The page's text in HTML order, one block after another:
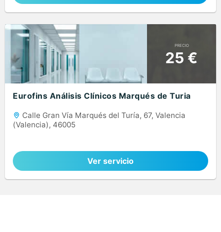
PRECIO
25 €
Eurofins Análisis Clínicos Marqués de Turia
Calle Gran Vía Marqués del Turía, 67, Valencia
(Valencia), 46005
Ver servicio